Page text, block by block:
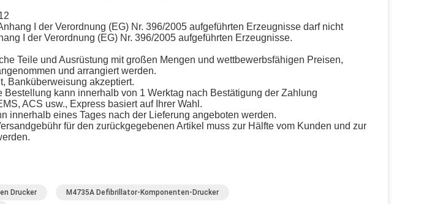
I der Verordnung (EG) Nr. 396/2005 aufgeführten Erzeugnisse darf nicht
I der Verordnung (EG) Nr. 396/2005 aufgeführten Erzeugnisse.
Teile und Ausrüstung mit großen Mengen und wettbewerbsfähigen Preisen,
und arrangiert werden.
Banküberweisung akzeptiert.
Bestellung kann innerhalb von 1 Werktag nach Bestätigung der Zahlung
ACS usw., Express basiert auf Ihrer Wahl.
innerhalb eines Tages nach der Lieferung angeboten werden.
für den zurückgegebenen Artikel muss zur Hälfte vom Kunden und zur
Drucker
M4735A Defibrillator-Komponenten-Drucker